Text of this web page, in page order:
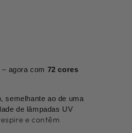
agora com 72 cores
semelhante ao de uma
de lâmpadas UV
e contêm